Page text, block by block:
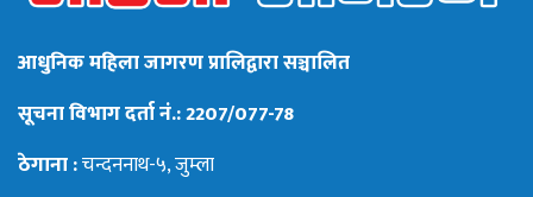
आधुनिक महिला जागरण प्रालिद्वारा सञ्चालित
सूचना विभाग दर्ता नं.: 2207/077-78
ठेगाना :चन्दननाथ-५, जुम्ला